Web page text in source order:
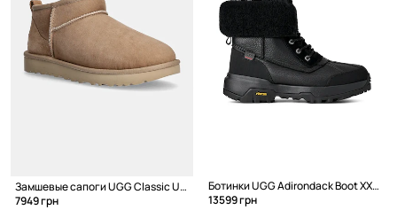
Замшевые сапоги UGG Classic Ultra Mini
7949 грн
Ботинки UGG Adirondack Boot XXV
13599 грн